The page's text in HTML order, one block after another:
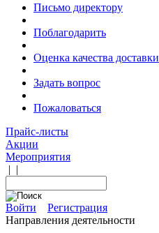
Письмо директору
Поблагодарить
Оценка качества доставки
Задать вопрос
Пожаловаться
Прайс-листы
Акции
Мероприятия
| |
Войти
Регистрация
Направления деятельности